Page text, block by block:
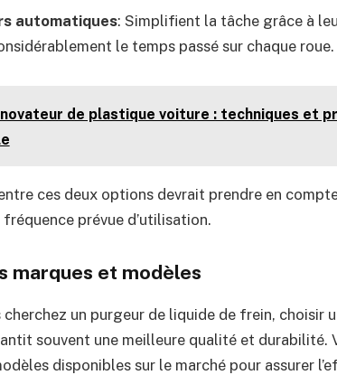
automatiques: Simplifient la tâche grâce à
le temps passé sur chaque roue.
de plastique voiture : techniques et
ces deux options devrait prendre en
prévue d’utilisation.
marques et modèles
cherchez un purgeur de liquide de frein, choisir
souvent une meilleure qualité et durabilité.
disponibles sur le marché pour assurer